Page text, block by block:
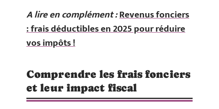
A lire en complément :Revenus fonciers
: frais déductibles en 2025 pour réduire
vos impôts !
Comprendre les frais fonciers
et leur impact fiscal